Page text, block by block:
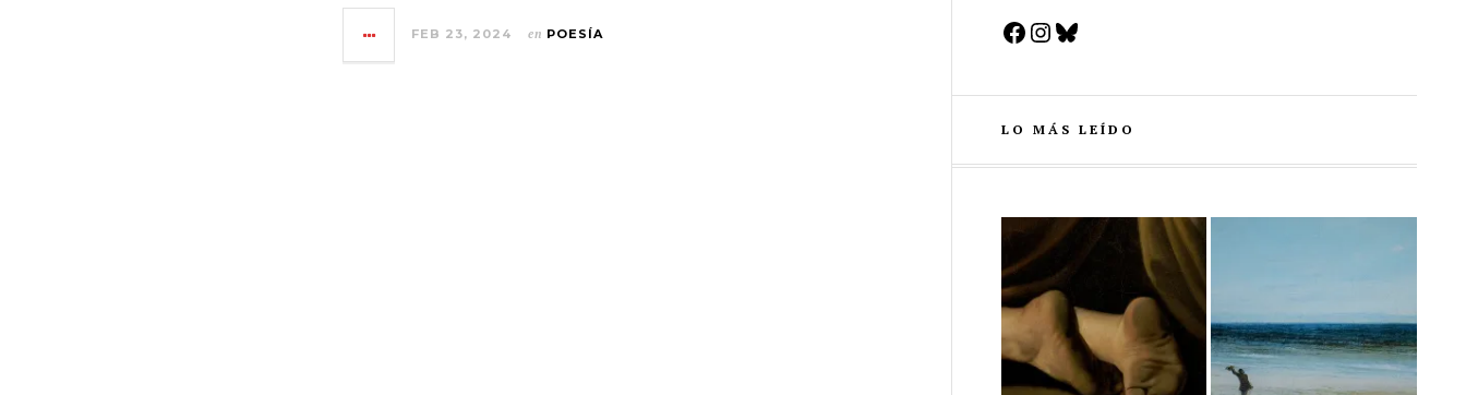
FEB 23, 2024 en POESÍA Facebook
Instagram
Bluesky
LO MÁS LEÍDO